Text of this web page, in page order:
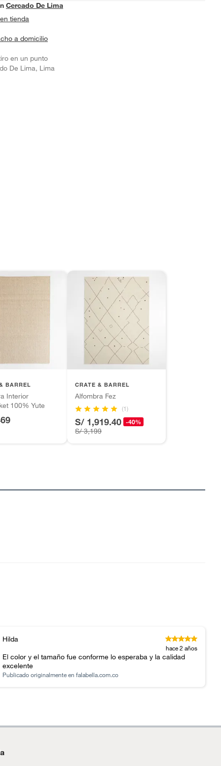
Cercado De Lima
tienda
a domicilio
en un punto
De Lima, Lima
BARREL
Interior
100% Yute
CRATE & BARREL
Alfombra Fez
(1)
S/ 1,919.40 -40%
S/ 3,199
Hilda
hace 2 años
El color y el tamaño fue conforme lo esperaba y la calidad
excelente
Publicado originalmente enfalabella.com.co